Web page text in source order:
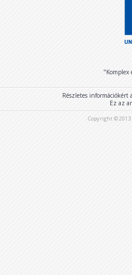
"Komplex
Részletes
Ez az
Copyright ©